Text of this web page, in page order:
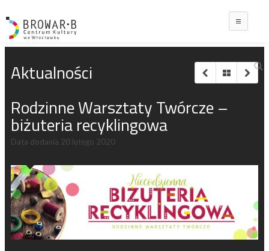
Aktualności
Rodzinne Warsztaty Twórcze –
biżuteria recyklingowa
Data dodania 20 lutego 2020